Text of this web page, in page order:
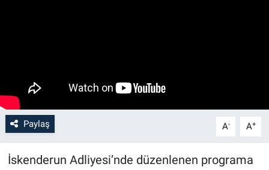
Paylaş A- A+
İskenderun Adliyesi’nde düzenlenen programa